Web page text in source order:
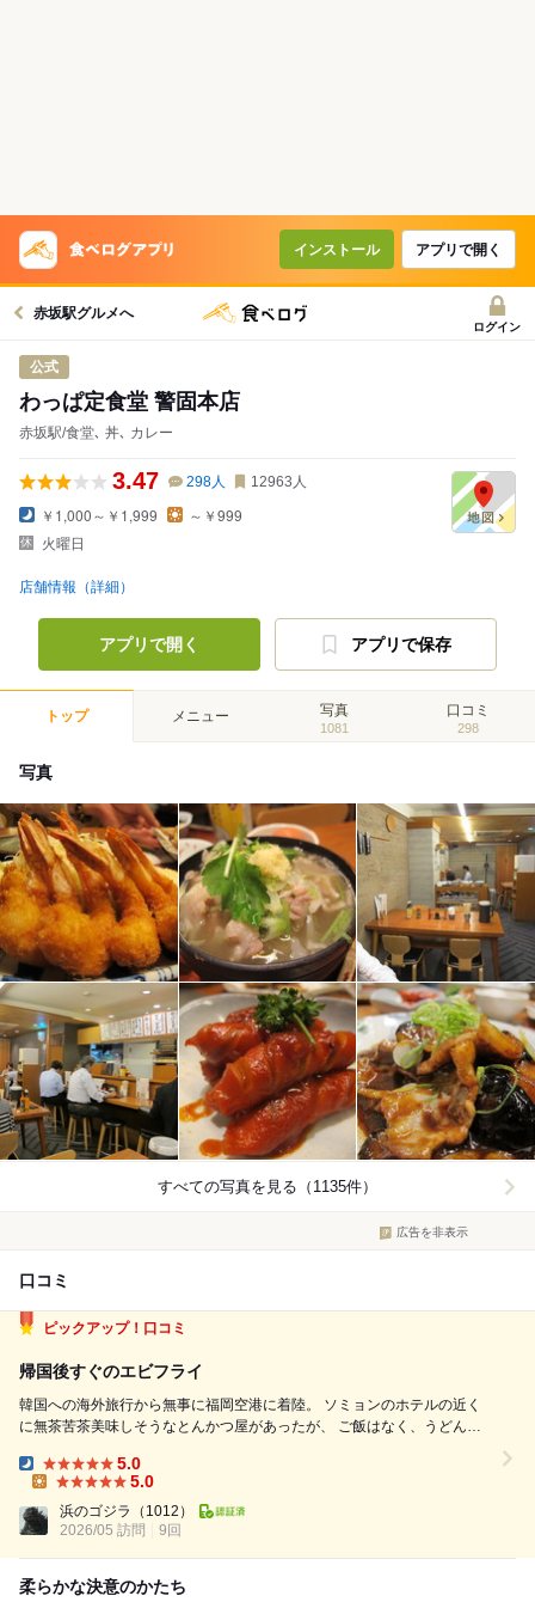
インストール アプリで開く
赤坂駅グルメへ
ログイン
公式
わっぱ定食堂 警固本店
赤坂駅/食堂､ 丼､ カレー
3.47 298人 12963 人
￥1,000～￥1,999
～￥999
火曜日
店舗情報（詳細）
アプリで開く アプリで保存
トップ メニュー 写真
1081
口コミ
298
写真
すべての写真を見る（1135件）
広告を非表示
口コミ
ピックアップ！口コミ
帰国後すぐのエビフライ
韓国への海外旅行から無事に福岡空港に着陸。 ソミョンのホテルの近く
に無茶苦茶美味しそうなとんかつ屋があったが、 ご飯はなく、うどんか
Dinner:
5.0
5.0
浜のゴジラ
（1012）
2026/05 訪問
9回
柔らかな決意のかたち